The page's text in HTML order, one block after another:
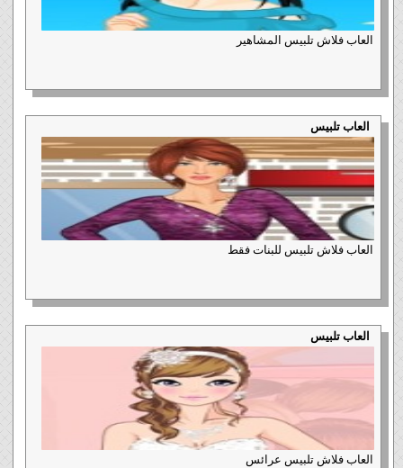
العاب فلاش تلبيس المشاهير
العاب تلبيس
العاب فلاش تلبيس للبنات فقط
العاب تلبيس
العاب فلاش تلبيس عرائس